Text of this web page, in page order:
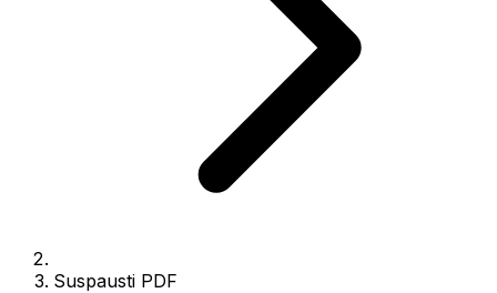
Suspausti PDF